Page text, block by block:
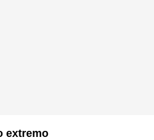
extremo